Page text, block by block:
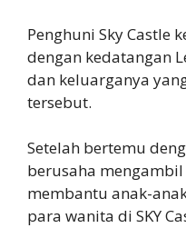
Penghuni Sky Castle
dengan kedatangan
dan keluarganya
tersebut.
Setelah bertemu
berusaha
membantu anak-
para wanita di SKY